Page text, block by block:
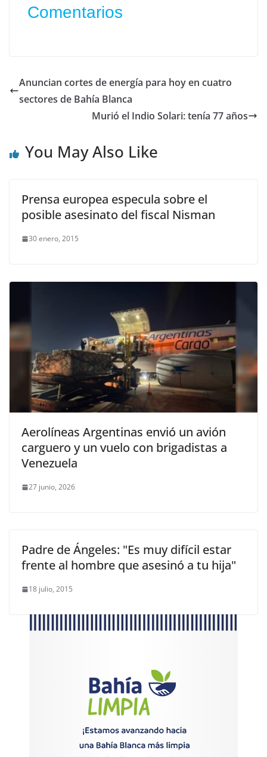
Comentarios
Anuncian cortes de energía para hoy en cuatro
sectores de Bahía Blanca
Murió el Indio Solari: tenía 77 años
You May Also Like
Prensa europea especula sobre el
posible asesinato del fiscal Nisman
30 enero, 2015
Aerolíneas Argentinas envió un avión
carguero y un vuelo con brigadistas a
Venezuela
27 junio, 2026
Padre de Ángeles: "Es muy difícil estar
frente al hombre que asesinó a tu hija"
18 julio, 2015